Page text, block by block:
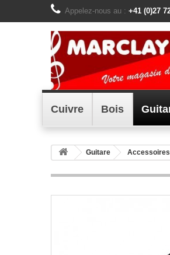
Appelez-nous au : +41 (0)27
Cuivre Bois
Guitare